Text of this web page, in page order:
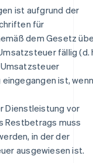
ist aufgrund der
für
dem Gesetz
fällig (d.
ist, wenn
Dienstleistung vor
Restbetrags muss
in der der
ausgewiesen ist.